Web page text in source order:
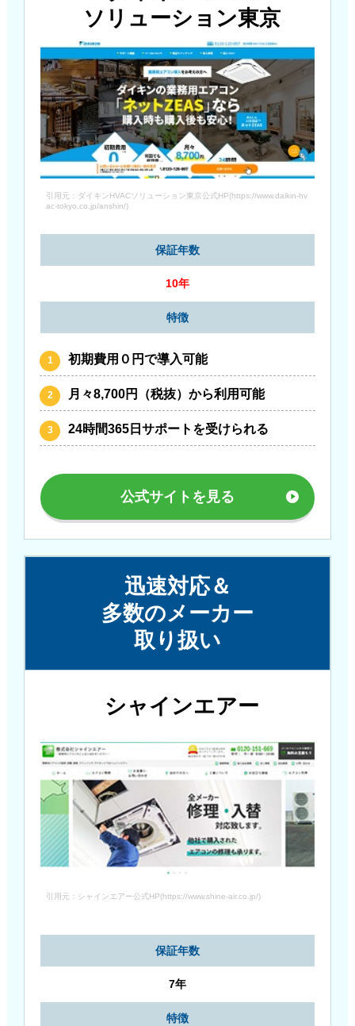
ソリューション東京
引用元：ダイキンHVACソリューション東京公式HP(https://www.daikin-hv
ac-tokyo.co.jp/anshin/)
保証年数
10年
特徴
初期費用０円で導入可能
月々8,700円（税抜）から利用可能
24時間365日サポートを受けられる
公式サイトを見る
迅速対応＆
多数のメーカー
取り扱い
シャインエアー
引用元：シャインエアー公式HP(https://www.shine-air.co.jp/)
保証年数
7年
特徴